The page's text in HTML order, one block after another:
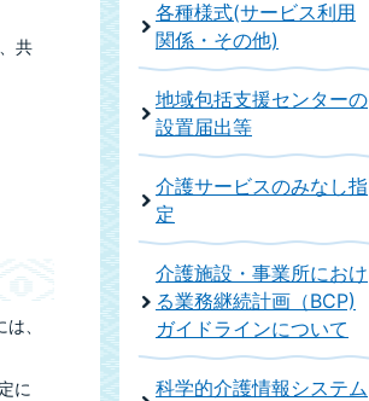
共
、
に
各種様式(サービス利用
関係・その他)
地域包括支援センターの
設置届出等
介護サービスのみなし指
定
介護施設・事業所におけ
る業務継続計画（BCP)
ガイドラインについて
科学的介護情報システム